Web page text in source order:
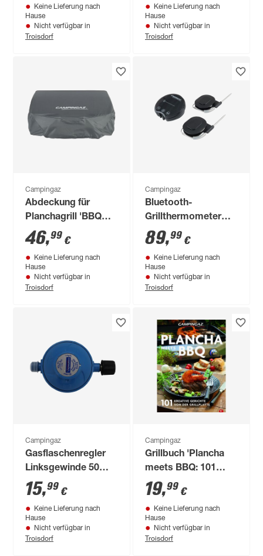
Keine Lieferung nach
Hause
Nicht verfügbar in
Troisdorf
Keine Lieferung nach
Hause
Nicht verfügbar in
Troisdorf
Campingaz
Abdeckung für
Planchagrill 'BBQ
Master' 66 x 51 x 21
cm
46,99 €
Keine Lieferung nach
Hause
Nicht verfügbar in
Troisdorf
Campingaz
Bluetooth-
Grillthermometer
'Premium
Connected'
89,99 €
Keine Lieferung nach
Hause
Nicht verfügbar in
Troisdorf
Campingaz
Gasflaschenregler
Linksgewinde 50
mbar R 1/4"
15,99 €
Keine Lieferung nach
Hause
Nicht verfügbar in
Troisdorf
Campingaz
Grillbuch 'Plancha
meets BBQ: 101
kreative Gerichte
von der Grillplatte'
19,99 €
Keine Lieferung nach
Hause
Nicht verfügbar in
Troisdorf